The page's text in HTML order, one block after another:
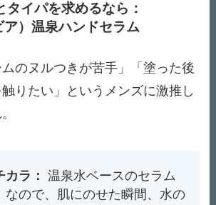
タイパを求めるなら：
）温泉ハンドセラム
ムのヌルつきが苦手」「塗った後
りたい」というメンズに激推し
ラ：
温泉水ベースのセラム
なので、肌にのせた瞬間、水の